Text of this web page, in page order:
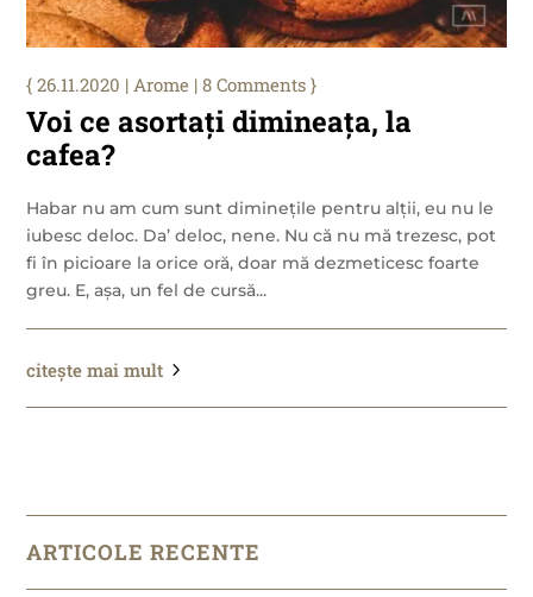
Voi ce asortați dimineața, la
cafea?
26.11.2020 |Arome | 8 Comments
Habar nu am cum sunt diminețile pentru alții, eu nu le
iubesc deloc. Da’ deloc, nene. Nu că nu mă trezesc, pot
fi în picioare la orice oră, doar mă dezmeticesc foarte
greu. E, așa, un fel de cursă...
citește mai mult
ARTICOLE RECENTE